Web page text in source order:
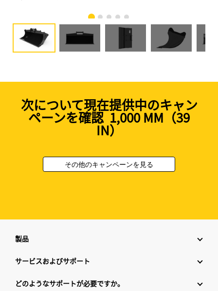
次について現在提供中のキャン
ペーンを確認 1,000 MM（39
IN）
その他のキャンペーンを見る
製品
サービスおよびサポート
どのようなサポートが必要ですか。